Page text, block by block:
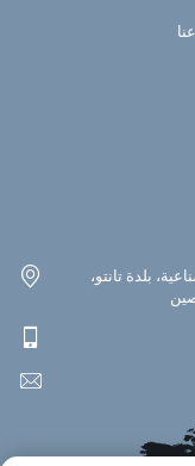
بلدة تانتو،